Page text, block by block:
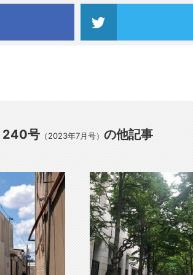
240号（2023年7月号） の他記事